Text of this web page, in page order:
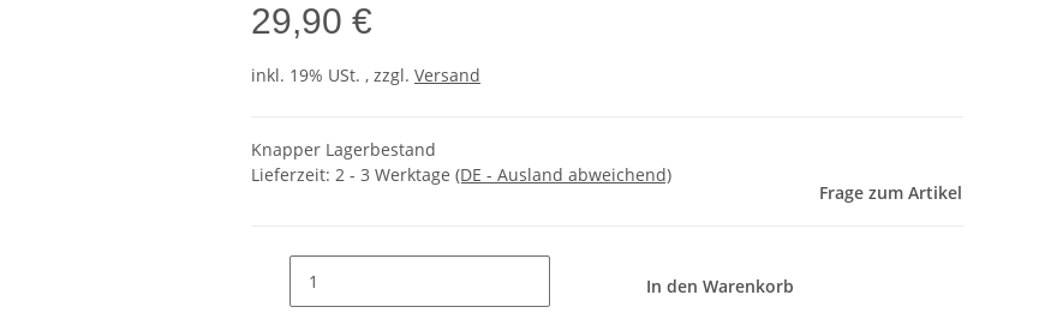
29,90 €
inkl. 19% USt. , zzgl. Versand
Knapper Lagerbestand
Lieferzeit: 2 - 3 Werktage (DE - Ausland abweichend)
Frage zum Artikel
In den Warenkorb